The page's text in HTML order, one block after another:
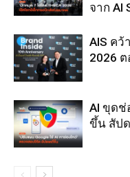
จาก AI
AIS คว้
2026
AI ขุดช่
ขึ้น สัป